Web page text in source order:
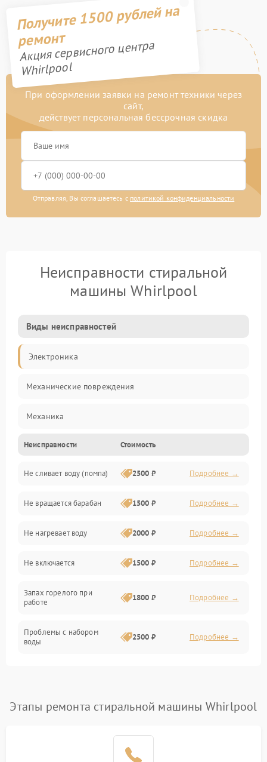
Получите 1500 рублей на
ремонт
Акция сервисного центра
Whirlpool
При оформлении заявки на ремонт техники через
сайт,
действует персональная бессрочная скидка
Отправляя, Вы соглашаетесь с политикой конфиденциальности
Неисправности стиральной
машины Whirlpool
Виды неисправностей
Электроника
Механические повреждения
Механика
Электропитание
Водоснабжение
Слив
Программное обеспечение
Неисправности Стоимость
Не сливает воду (помпа) 2500 ₽ Подробнее →
Не вращается барабан 1500 ₽ Подробнее →
Не нагревает воду 2000 ₽ Подробнее →
Не включается 1500 ₽ Подробнее →
Запах горелого при
работе
1800 ₽ Подробнее →
Проблемы с набором
воды
2500 ₽ Подробнее →
2200 ₽ Подробнее →
Этапы ремонта стиральной машины Whirlpool